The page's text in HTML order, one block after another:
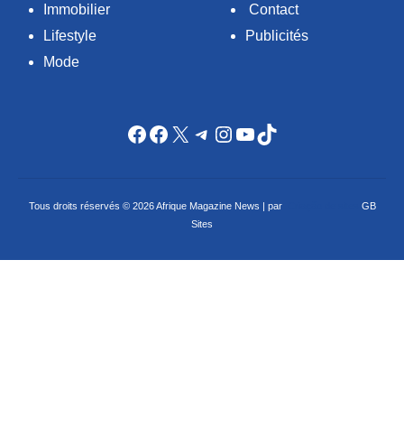
Immobilier
Lifestyle
Mode
Contact
Publicités
Facebook
Facebook
X Telegram
Instagram
YouTube
TikTok
Tous droits réservés © 2026 Afrique Magazine News | par
GB
Sites